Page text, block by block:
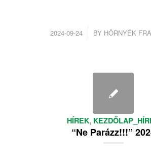
2024-09-24
/ BY HÖRNYÉK
HÍREK,
“Ne Parázz!!!”